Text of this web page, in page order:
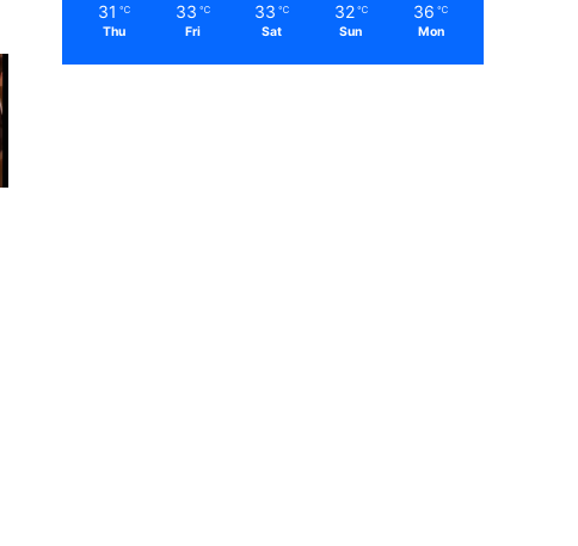
31 ℃
Thu
33 ℃
Fri
33 ℃
Sat
32 ℃
Sun
36 ℃
Mon